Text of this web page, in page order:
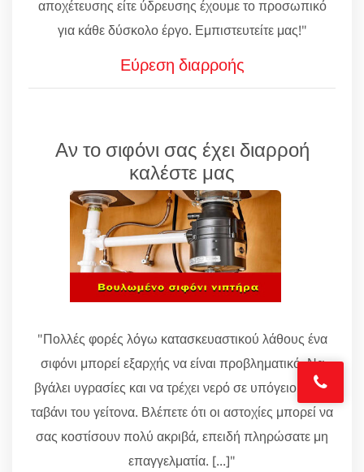
αποχέτευσης είτε ύδρευσης έχουμε το προσωπικό
για κάθε δύσκολο έργο. Εμπιστευτείτε μας!"
Εύρεση διαρροής
Αν το σιφόνι σας έχει διαρροή
καλέστε μας
"Πολλές φορές λόγω κατασκευαστικού λάθους ένα
σιφόνι μπορεί εξαρχής να είναι προβληματικό. Να
βγάλει υγρασίες και να τρέχει νερό σε υπόγειο ή στο
ταβάνι του γείτονα. Βλέπετε ότι οι αστοχίες μπορεί να
σας κοστίσουν πολύ ακριβά, επειδή πληρώσατε μη
επαγγελματία. [...]"